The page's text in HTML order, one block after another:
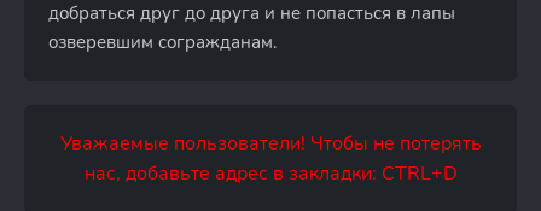
добраться друг до друга и не попасться в лапы
озверевшим согражданам.
Уважаемые пользователи! Чтобы не потерять
нас, добавьте адрес в закладки: CTRL+D